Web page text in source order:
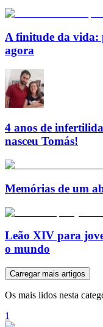
A finitude da vida:
agora
4 anos de
nasceu Tomás!
Memórias de um
Leão XIV para
o mundo
Carregar mais artigos
Os mais lidos nesta
1